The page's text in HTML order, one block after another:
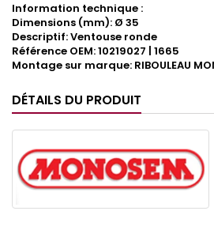
Information technique :
Dimensions (mm): Ø 35
Descriptif: Ventouse ronde
Référence OEM: 10219027 | 1665
Montage sur marque: RIBOULEAU
DÉTAILS DU PRODUIT